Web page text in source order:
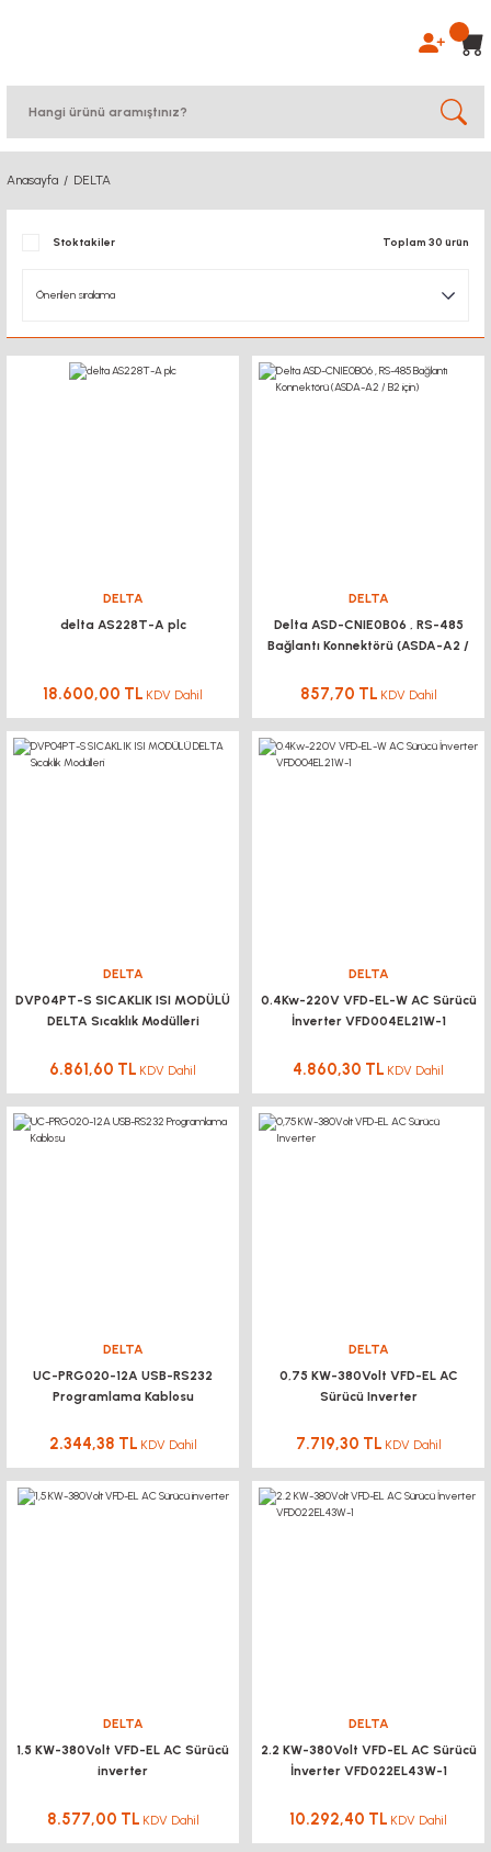
Anasayfa DELTA
Stoktakiler Toplam 30 ürün
DELTA
delta AS228T-A plc
18.600,00 TL KDV Dahil
DELTA
Delta ASD-CNIE0B06 , RS-485
Bağlantı Konnektörü (ASDA-A2 /
857,70 TL KDV Dahil
DELTA
DVP04PT-S SICAKLIK ISI MODÜLÜ
DELTA Sıcaklık Modülleri
6.861,60 TL KDV Dahil
DELTA
0.4Kw-220V VFD-EL-W AC Sürücü
İnverter VFD004EL21W-1
4.860,30 TL KDV Dahil
DELTA
UC-PRG020-12A USB-RS232
Programlama Kablosu
2.344,38 TL KDV Dahil
DELTA
0,75 KW-380Volt VFD-EL AC
Sürücü Inverter
7.719,30 TL KDV Dahil
DELTA
1,5 KW-380Volt VFD-EL AC Sürücü
inverter
8.577,00 TL KDV Dahil
DELTA
2.2 KW-380Volt VFD-EL AC Sürücü
İnverter VFD022EL43W-1
10.292,40 TL KDV Dahil